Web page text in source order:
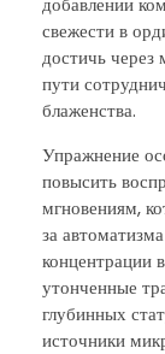
свежести в
достичь через
пути
блаженства.
Упражнение
повысить
мгновениям,
за
концентрации
утонченные
глубинных
источники